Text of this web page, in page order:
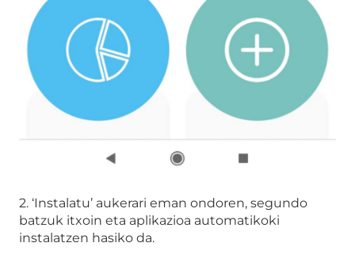
2. ‘Instalatu’ aukerari eman ondoren, segundo
batzuk itxoin eta aplikazioa automatikoki
instalatzen hasiko da.